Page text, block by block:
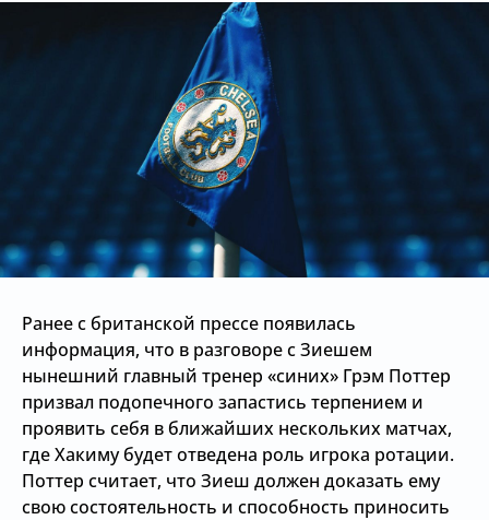
Ранее с британской прессе появилась
информация, что в разговоре с Зиешем
нынешний главный тренер «синих» Грэм Поттер
призвал подопечного запастись терпением и
проявить себя в ближайших нескольких матчах,
где Хакиму будет отведена роль игрока ротации.
Поттер считает, что Зиеш должен доказать ему
свою состоятельность и способность приносить